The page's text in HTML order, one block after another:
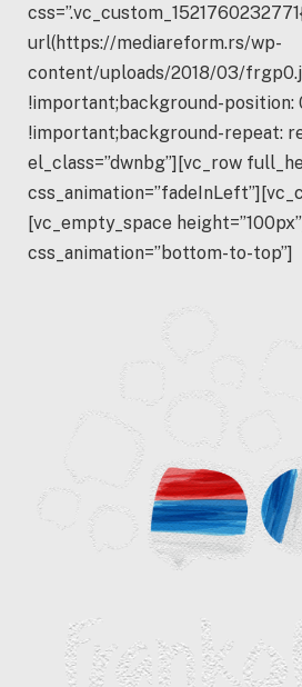
url(https://mediareform.rs/wp-
content/uploads/2018/03/
!important;background-position:
!important;background-repeat:
el_class=”dwnbg”][vc_row
[vc_empty_space
css_animation=”bottom-to-top”]